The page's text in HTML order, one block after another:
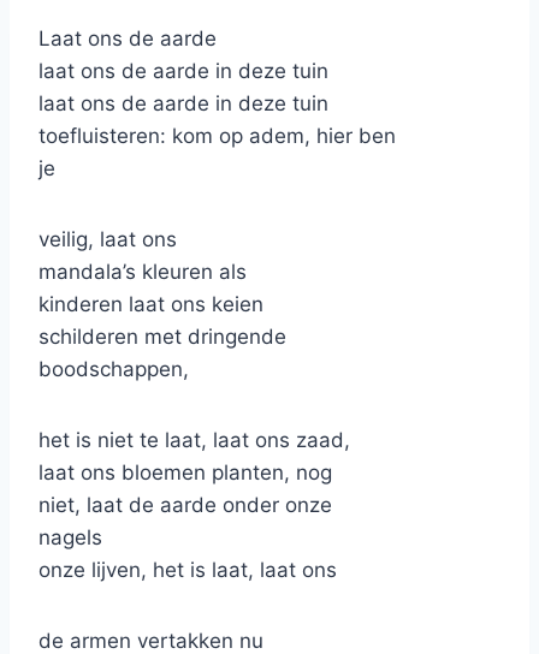
Laat ons de aarde
laat ons de aarde in deze tuin
laat ons de aarde in deze tuin
toefluisteren: kom op adem, hier ben
je
veilig, laat ons
mandala’s kleuren als
kinderen laat ons keien
schilderen met dringende
boodschappen,
het is niet te laat, laat ons zaad,
laat ons bloemen planten, nog
niet, laat de aarde onder onze
nagels
onze lijven, het is laat, laat ons
de armen vertakken nu